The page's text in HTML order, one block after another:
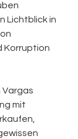
Lichtblick in
Korruption
Vargas
mit